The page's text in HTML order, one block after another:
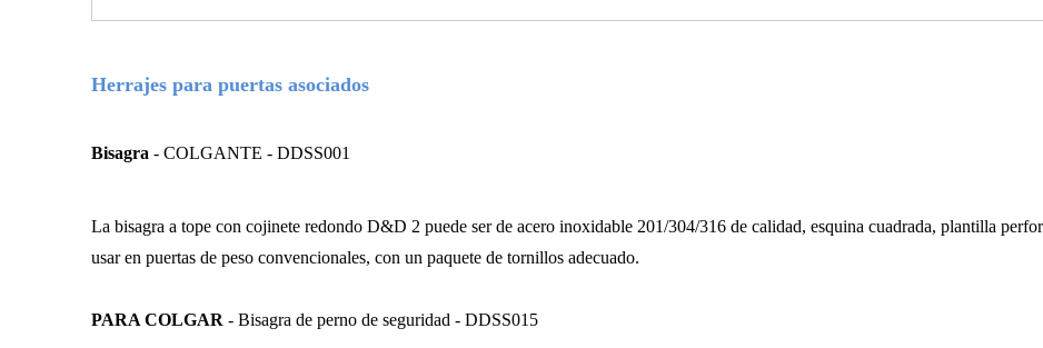
Herrajes para puertas asociados
Bisagra - COLGANTE - DDSS001
La bisagra a tope con cojinete redondo D&D 2 puede ser de acero inoxidable 201/304/316 de calidad, esquina cuadrada, plantilla
usar en puertas de peso convencionales, con un paquete de tornillos adecuado.
PARA COLGAR - Bisagra de perno de seguridad - DDSS015